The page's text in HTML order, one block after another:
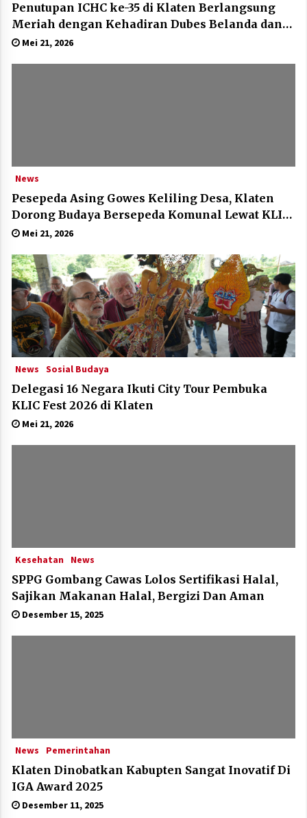
Penutupan ICHC ke-35 di Klaten Berlangsung
Meriah dengan Kehadiran Dubes Belanda dan
Jerman
Mei 21, 2026
News
Pesepeda Asing Gowes Keliling Desa, Klaten
Dorong Budaya Bersepeda Komunal Lewat KLIC
Fest 2026
Mei 21, 2026
News Sosial Budaya
Delegasi 16 Negara Ikuti City Tour Pembuka
KLIC Fest 2026 di Klaten
Mei 21, 2026
Kesehatan News
SPPG Gombang Cawas Lolos Sertifikasi Halal,
Sajikan Makanan Halal, Bergizi Dan Aman
Desember 15, 2025
News Pemerintahan
Klaten Dinobatkan Kabupten Sangat Inovatif Di
IGA Award 2025
Desember 11, 2025